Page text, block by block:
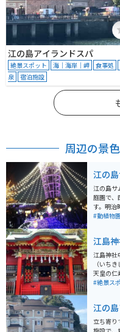
江の島アイランドスパ
絶景スポット 海｜海岸｜岬 食事処
泉
宿泊施設
周辺の景
江の
江の島サ
庭園で、
す。明治
に由来する和
カミヒイ
災などで
できま
もあります。 松本館では本格的な蕎
麦打ち体
国の国花
す。春
ます。ウ
#動植物
江島
江島神社
（いち
天皇の仁
れ、江島
呼ばれ、
す。現
です。
#絶景ス
江の
立ち寄り